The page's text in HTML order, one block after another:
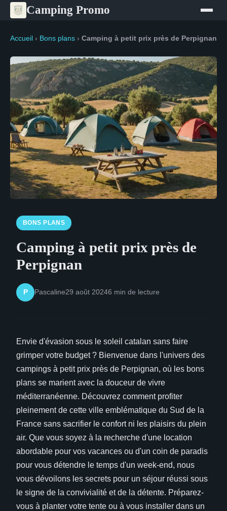
Camping Promo
Accueil › Bons plans › Camping à petit prix près de Perpignan
BONS PLANS
Camping à petit prix près de
Perpignan
P Pascaline29 août 20246 min de lecture
Envie d'évasion sous le soleil catalan sans faire
grimper votre budget ? Bienvenue dans l'univers des
campings à petit prix près de Perpignan, où les bons
plans se marient avec la douceur de vivre
méditerranéenne. Découvrez comment profiter
pleinement de cette ville emblématique du Sud de la
France sans sacrifier le confort ni les plaisirs du plein
air. Que vous soyez à la recherche d'une location
abordable pour vos vacances ou d'un coin de paradis
pour vous détendre le temps d'un week-end, nous
vous dévoilons les secrets pour un séjour réussi sous
le signe de la convivialité et de la détente. Préparez-
vous à planter votre tente ou à vous installer dans un